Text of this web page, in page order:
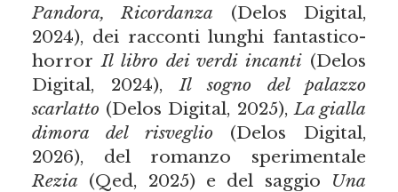
Pandora, Ricordanza (Delos Digital,
2024), dei racconti lunghi fantastico-
horrorIl libro dei verdi incanti(Delos
Digital, 2024),Il sogno del palazzo
scarlatto(Delos Digital, 2025),La gialla
dimora del risveglio(Delos Digital,
2026), del romanzo sperimentale
Rezia (Qed, 2025) e del saggio Una